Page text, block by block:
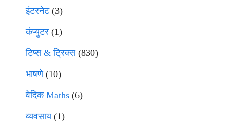
इंटरनेट(3)
कंप्युटर (1)
टिप्स & ट्रिक्स(830)
भाषणे(10)
वेदिक Maths (6)
व्यवसाय(1)